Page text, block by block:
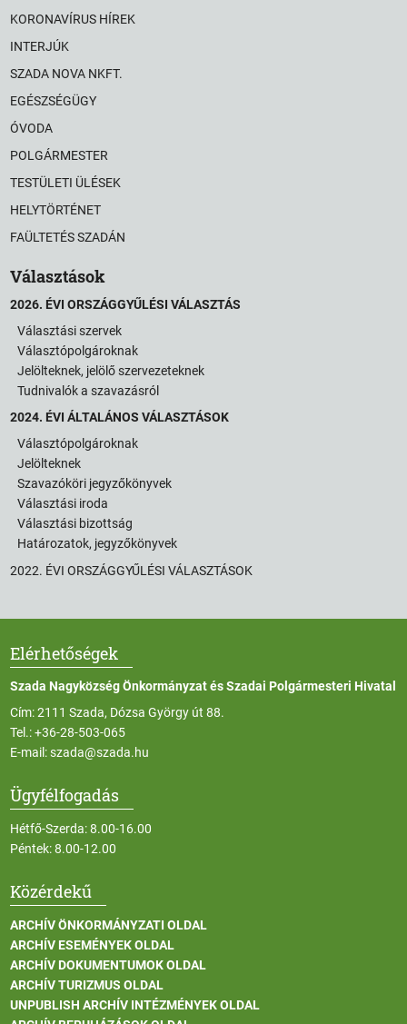
KORONAVÍRUS HÍREK
INTERJÚK
SZADA NOVA NKFT.
EGÉSZSÉGÜGY
ÓVODA
POLGÁRMESTER
TESTÜLETI ÜLÉSEK
HELYTÖRTÉNET
FAÜLTETÉS SZADÁN
Választások
2026. ÉVI ORSZÁGGYŰLÉSI VÁLASZTÁS
Választási szervek
Választópolgároknak
Jelölteknek, jelölő szervezeteknek
Tudnivalók a szavazásról
2024. ÉVI ÁLTALÁNOS VÁLASZTÁSOK
Választópolgároknak
Jelölteknek
Szavazóköri jegyzőkönyvek
Választási iroda
Választási bizottság
Határozatok, jegyzőkönyvek
2022. ÉVI ORSZÁGGYŰLÉSI VÁLASZTÁSOK
Elérhetőségek
Szada Nagyközség Önkormányzat és Szadai Polgármesteri Hivatal
Cím: 2111 Szada, Dózsa György út 88.
Tel.:+36-28-503-065
E-mail:szada@szada.hu
Ügyfélfogadás
Hétfő-Szerda: 8.00-16.00
Péntek: 8.00-12.00
Közérdekű
ARCHÍV ÖNKORMÁNYZATI OLDAL
ARCHÍV ESEMÉNYEK OLDAL
ARCHÍV DOKUMENTUMOK OLDAL
ARCHÍV TURIZMUS OLDAL
UNPUBLISH ARCHÍV INTÉZMÉNYEK OLDAL